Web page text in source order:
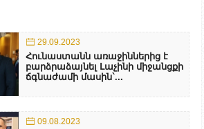
29.09.2023
Հունաստանն առաջիններից է
բարձրաձայնել Լաչինի միջանցքի
ճգնաժամի մասին`...
09.08.2023